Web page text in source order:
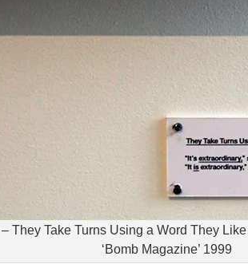
They Take Turns Using a Word They
‘Bomb Magazine’ 1999